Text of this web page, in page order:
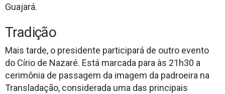
Guajará.
Tradição
Mais tarde, o presidente participará de outro evento
do Círio de Nazaré. Está marcada para às 21h30 a
cerimônia de passagem da imagem da padroeira na
Transladação, considerada uma das principais